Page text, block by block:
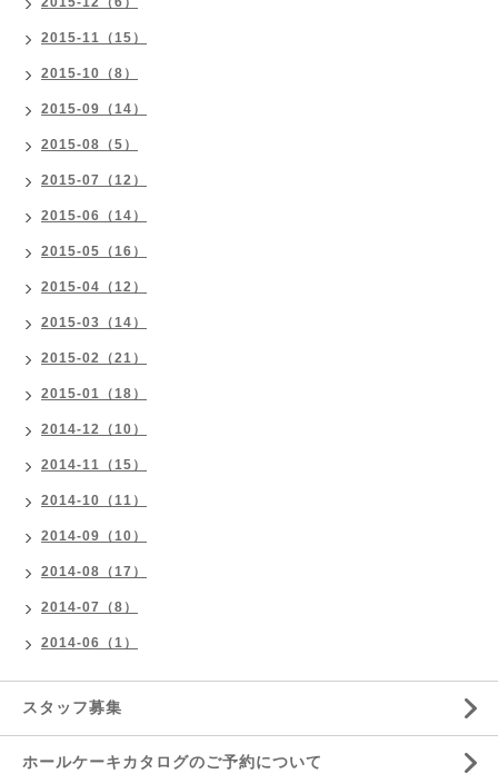
2015-11（15）
2015-10（8）
2015-09（14）
2015-08（5）
2015-07（12）
2015-06（14）
2015-05（16）
2015-04（12）
2015-03（14）
2015-02（21）
2015-01（18）
2014-12（10）
2014-11（15）
2014-10（11）
2014-09（10）
2014-08（17）
2014-07（8）
2014-06（1）
スタッフ募集
ホールケーキカタログのご予約について